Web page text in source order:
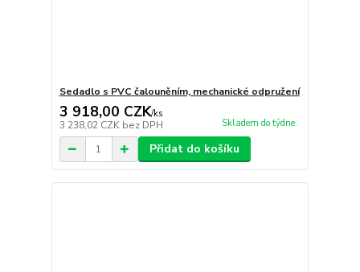
Sedadlo s PVC čalouněním, mechanické odpružení
3 918,00 CZK/ks
3 238,02 CZK bez DPH Skladem do týdne.
Přidat do košíku